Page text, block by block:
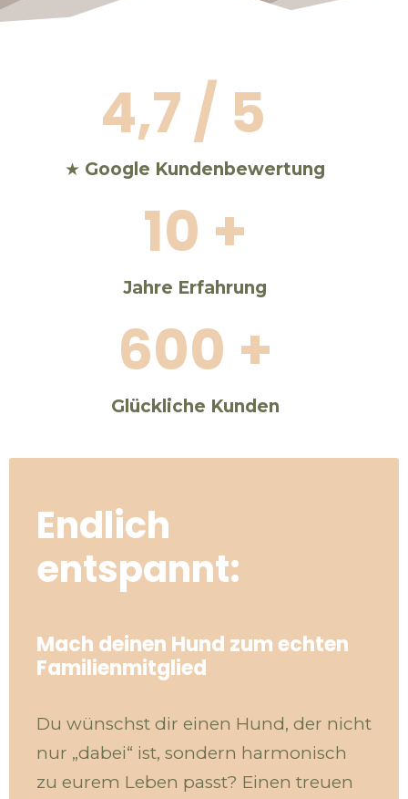
4,7 / 5
★ Google Kundenbewertung
10 +
Jahre Erfahrung
600 +
Glückliche Kunden
Endlich
entspannt:
Mach deinen Hund zum echten
Familienmitglied
Du wünschst dir einen Hund, der nicht
nur „dabei“ ist, sondern harmonisch
zu eurem Leben passt? Einen treuen